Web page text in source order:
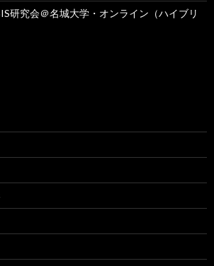
研究会＠名城大学・オンライン（ハイブリ